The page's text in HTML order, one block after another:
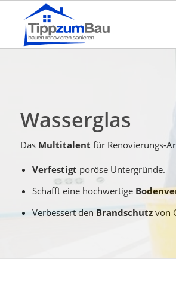
Wasserglas
Das Multitalent für Renovierungs-
Verfestigt poröse Untergründe.
Schafft eine hochwertige
Verbessert den Brandschutz von